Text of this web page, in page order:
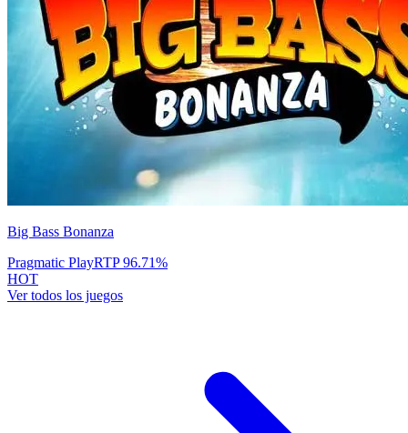
Big Bass Bonanza
Pragmatic PlayRTP96.71%
HOT
Ver todos los juegos